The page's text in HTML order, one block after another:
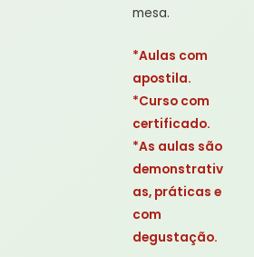
mesa.
*Aulas com
apostila.
*Curso com
certificado.
*As aulas são
demonstrativ
as, práticas e
com
degustação.